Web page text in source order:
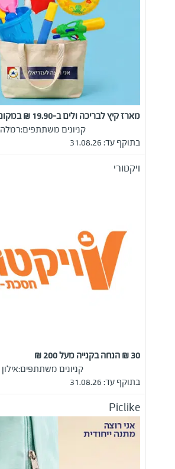
מארז קיץ לבריכה ולים ב-19.90 ₪ במקום 50 ₪
קניונים משתתפים:רמלה
בתוקף עד: 31.08.26
ויקטורי
30 ₪ הנחה בקנייה מעל 200 ₪
קניונים משתתפים:אילון
בתוקף עד: 31.08.26
Piclike